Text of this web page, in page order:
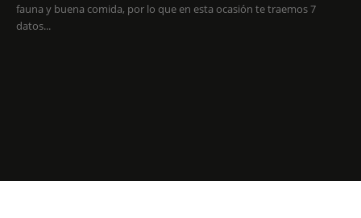
fauna y buena comida, por lo que en esta ocasión te traemos 7
datos...